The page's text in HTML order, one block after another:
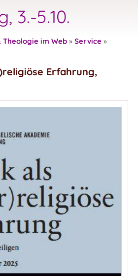
3.-5.10.
Theologie im Web » Service »
Erfahrung,